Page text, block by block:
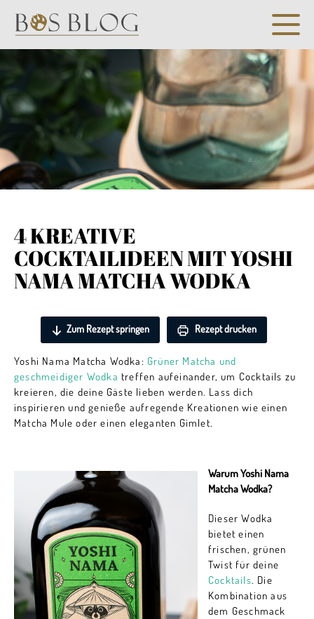
4 KREATIVE
COCKTAILIDEEN MIT YOSHI
NAMA MATCHA WODKA
Zum Rezept springen Rezept drucken
Yoshi Nama Matcha Wodka: Grüner Matcha und
geschmeidiger Wodka treffen aufeinander, um Cocktails zu
kreieren, die deine Gäste lieben werden. Lass dich
inspirieren und genieße aufregende Kreationen wie einen
Matcha Mule oder einen eleganten Gimlet.
Warum Yoshi Nama
Matcha Wodka?
Dieser Wodka
bietet einen
frischen, grünen
Twist für deine
Cocktails. Die
Kombination aus
dem Geschmack